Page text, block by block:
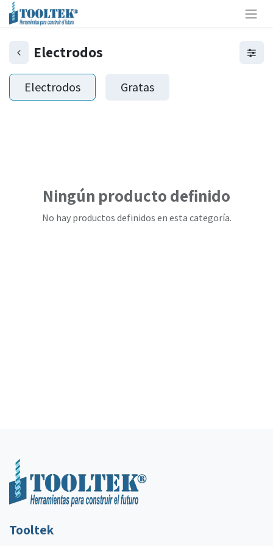
Electrodos
Electrodos Gratas
Ningún producto definido
No hay productos definidos en esta categoría.
Tooltek